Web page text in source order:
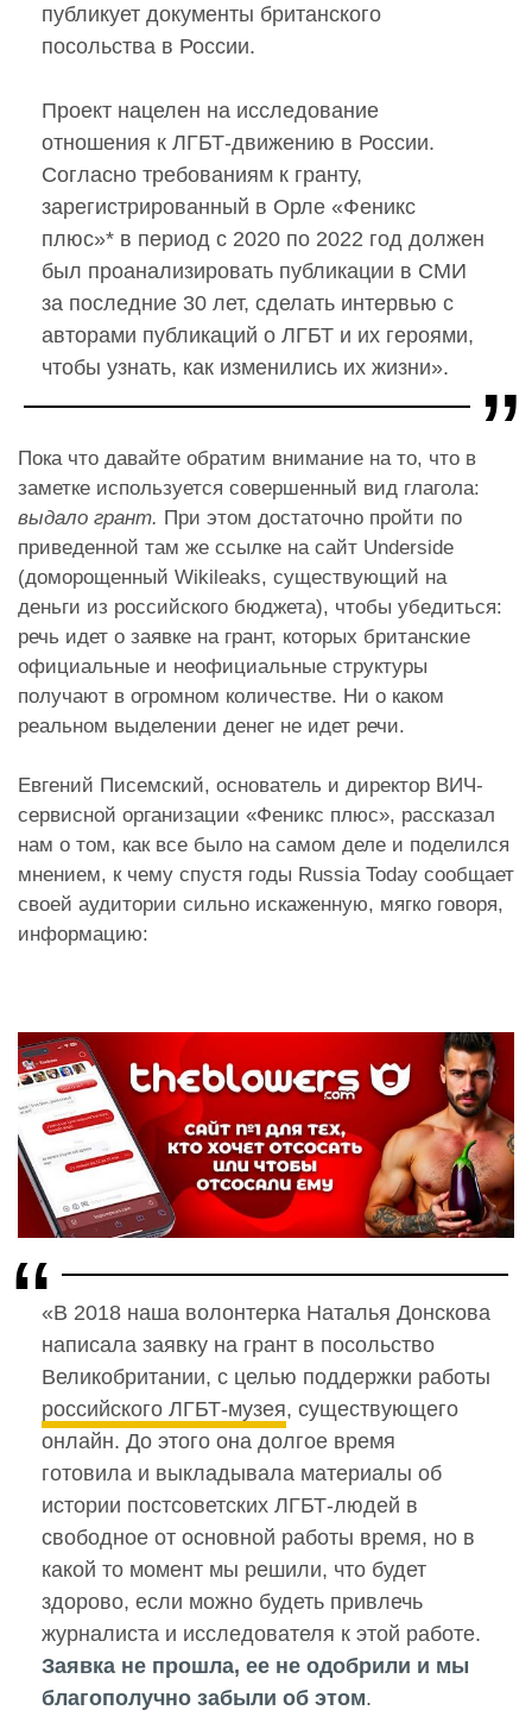
публикует документы британского
посольства в России.
Проект нацелен на исследование
отношения к ЛГБТ-движению в России.
Согласно требованиям к гранту,
зарегистрированный в Орле «Феникс
плюс»* в период с 2020 по 2022 год должен
был проанализировать публикации в СМИ
за последние 30 лет, сделать интервью с
авторами публикаций о ЛГБТ и их героями,
чтобы узнать, как изменились их жизни».
Пока что давайте обратим внимание на то, что в
заметке используется совершенный вид глагола:
выдало грант. При этом достаточно пройти по
приведенной там же ссылке на сайт Underside
(доморощенный Wikileaks, существующий на
деньги из российского бюджета), чтобы убедиться:
речь идет о заявке на грант, которых британские
официальные и неофициальные структуры
получают в огромном количестве. Ни о каком
реальном выделении денег не идет речи.
Евгений Писемский, основатель и директор ВИЧ-
сервисной организации «Феникс плюс», рассказал
нам о том, как все было на самом деле и поделился
мнением, к чему спустя годы Russia Today сообщает
своей аудитории сильно искаженную, мягко говоря,
информацию:
«В 2018 наша волонтерка Наталья Донскова
написала заявку на грант в посольство
Великобритании, с целью поддержки работы
российского ЛГБТ-музея, существующего
онлайн. До этого она долгое время
готовила и выкладывала материалы об
истории постсоветских ЛГБТ-людей в
свободное от основной работы время, но в
какой то момент мы решили, что будет
здорово, если можно будеть привлечь
журналиста и исследователя к этой работе.
Заявка не прошла, ее не одобрили и мы
благополучно забыли об этом.